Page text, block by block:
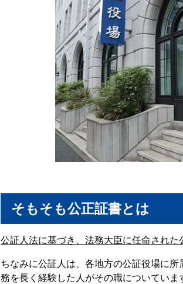
そもそも公正証書とは
公証人法に基づき、法務大臣に任命された
ちなみに公証人は、各地方の公証役場に
務を長く経験した人がその職についていま